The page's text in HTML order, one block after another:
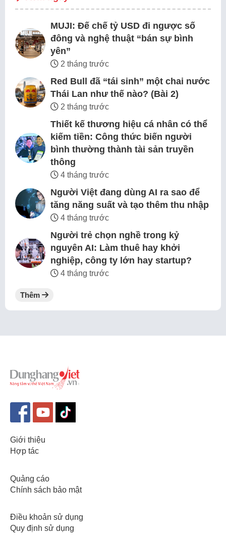
MUJI: Đế chế tỷ USD đi ngược số
đông và nghệ thuật “bán sự bình
yên”
2 tháng trước
Red Bull đã “tái sinh” một chai nước
Thái Lan như thế nào? (Bài 2)
2 tháng trước
Thiết kế thương hiệu cá nhân có thể
kiếm tiền: Công thức biến người
bình thường thành tài sản truyền
thông
4 tháng trước
Người Việt đang dùng AI ra sao để
tăng năng suất và tạo thêm thu nhập
4 tháng trước
Người trẻ chọn nghề trong kỷ
nguyên AI: Làm thuê hay khởi
nghiệp, công ty lớn hay startup?
4 tháng trước
Thêm
Giới thiệu
Hợp tác
Quảng cáo
Chính sách bảo mật
Điều khoản sử dụng
Quy định sử dụng